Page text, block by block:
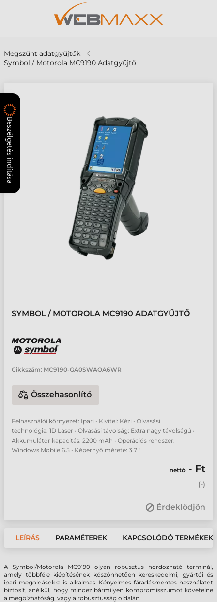
Megszűnt adatgyűjtők
Symbol / Motorola MC9190 Adatgyűjtő
SYMBOL / MOTOROLA MC9190 ADATGYŰJTŐ
Cikkszám: MC9190-GA0SWAQA6WR
Összehasonlító
Felhasználói környezet: Ipari • Kivitel: Kézi • Olvasási
technológia: 1D Laser • Olvasási távolság: Extra nagy távolságú •
Akkumulátor kapacitás: 2200 mAh • Operációs rendszer:
Windows Mobile 6.5 • Képernyő mérete: 3.7 "
nettó - Ft
(-)
Érdeklődjön
LEÍRÁS PARAMÉTEREK KAPCSOLÓDÓ TERMÉKEK
A Symbol/Motorola MC9190 olyan robusztus hordozható terminál,
amely többféle kiépítésének köszönhetően kereskedelmi, gyártói és
ipari megoldásokra is alkalmas. Kényelmes fáradásmentes használatot
biztosít, anélkül, hogy mindez bármilyen kompromisszumot követelne
a megbízhatóság, vagy a robusztusság oldalán.
Beszélgetés indítása